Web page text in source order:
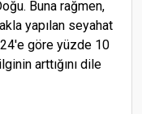
Buna rağmen,
yapılan seyahat
göre yüzde 10
arttığını dile